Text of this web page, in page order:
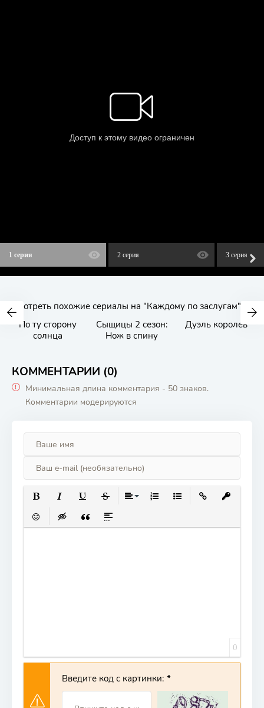
1 серия 2 серия 3 серия
Смотреть похожие сериалы на "Каждому по заслугам":
По ту сторону
солнца
Сыщицы 2 сезон:
Нож в спину
Дуэль королев
КОММЕНТАРИИ (0)
Минимальная длина комментария - 50 знаков.
Комментарии модерируются
ПОЛУЖИРНЫЙ
КУРСИВПОДЧЕРКНУТЫЙ
ЗАЧЕРКНУТЫЙ
ВЫРАВНИВАНИЕ
НУМЕРОВАННЫЙ СПИСОК
МАРКИРОВАННЫЙ
ВСТАВИТЬ
ВСТАВИТЬ СМАЙЛИК
ВСТАВКА СКРЫТОГО ТЕКСТА
ВСТАВКА ЦИТАТЫ
ВСТАВКА СПОЙЛЕРА
0
Введите код с картинки: